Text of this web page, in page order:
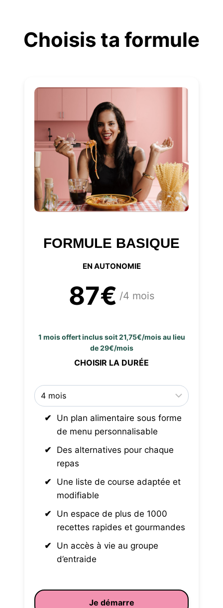
contenuChoisis ta formule
FORMULE BASIQUE
EN AUTONOMIE
87€ /4 mois
1 mois offert inclus soit 21,75€/mois au lieu
de 29€/mois
CHOISIR LA DURÉE
Un plan alimentaire sous forme
de menu personnalisable
Des alternatives pour chaque
repas
Une liste de course adaptée et
modifiable
Un espace de plus de 1000
recettes rapides et gourmandes
Un accès à vie au groupe
d’entraide
Je démarre